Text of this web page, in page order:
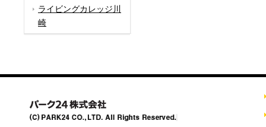
ライビングカレッジ川
崎